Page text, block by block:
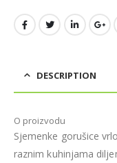
DESCRIPTION
O proizvodu
Sjemenke gorušice
raznim kuhinjama